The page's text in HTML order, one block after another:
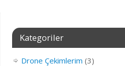
Kategoriler
Drone Çekimlerim (3)